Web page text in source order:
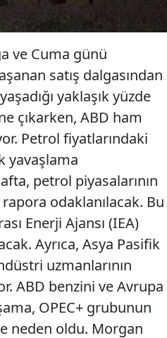
ve Cuma günü
satış dalgasından
yaklaşık yüzde
çıkarken, ABD ham
Petrol fiyatlarındaki
yavaşlama
petrol piyasalarının
odaklanılacak. Bu
Enerji Ajansı (IEA)
Ayrıca, Asya Pasifik
uzmanlarının
ABD benzini ve Avrupa
OPEC+ grubunun
neden oldu. Morgan